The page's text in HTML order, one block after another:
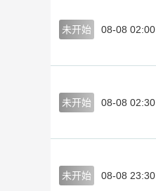
未开始 08-08 02:00
未开始 08-08 02:30
未开始 08-08 23:30